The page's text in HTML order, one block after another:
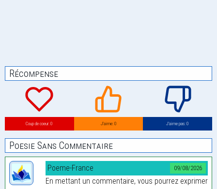
Récompense
Coup de coeur: 0 J’aime: 0 J’aime pas: 0
Poesie Sans Commentaire
09/08/2026
Poeme-France
En mettant un commentaire, vous pourrez exprimer